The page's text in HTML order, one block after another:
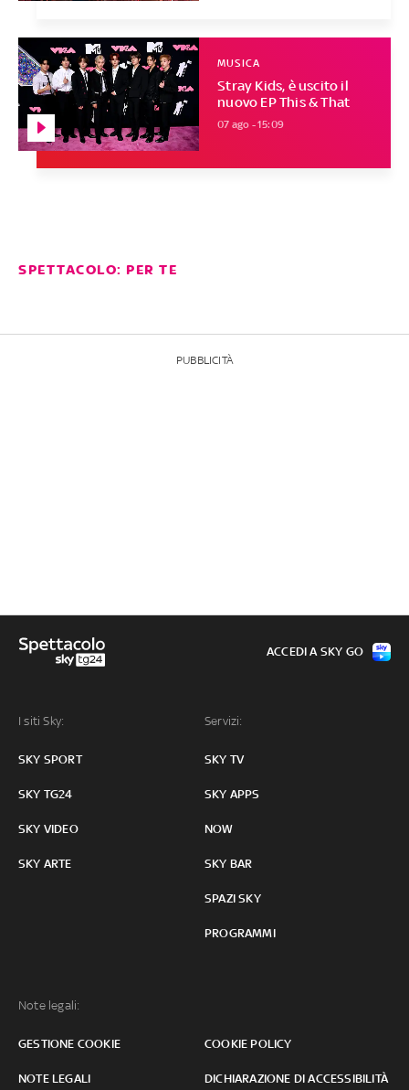
Stray Kids, è uscito il
nuovo EP This & That
MUSICA
07 ago - 15:09
SPETTACOLO: PER TE
PUBBLICITÀ
I siti Sky:
SKY SPORT
SKY TG24
SKY VIDEO
SKY ARTE
Servizi:
SKY TV
SKY APPS
NOW
SKY BAR
SPAZI SKY
PROGRAMMI
Note legali:
GESTIONE COOKIE COOKIE POLICY
NOTE LEGALI DICHIARAZIONE DI ACCESSIBILITÀ
ACCEDI A SKY GO